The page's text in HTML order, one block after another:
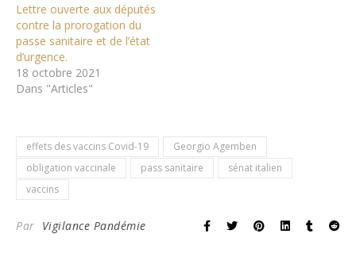
Lettre ouverte aux députés
contre la prorogation du
passe sanitaire et de l’état
d’urgence.
18 octobre 2021
Dans "Articles"
effets des vaccins Covid-19
Georgio Agemben
obligation vaccinale
pass sanitaire
sénat italien
vaccins
Par Vigilance Pandémie